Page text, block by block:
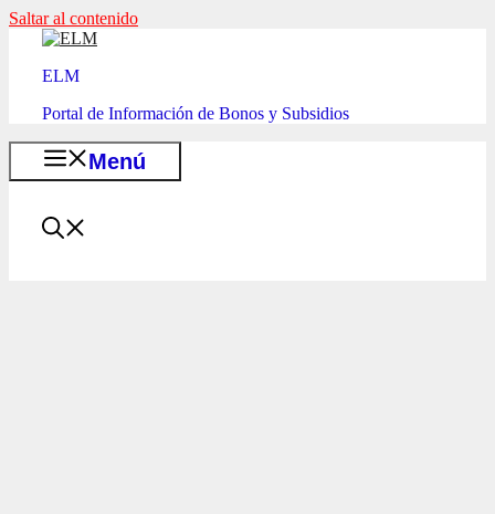
Saltar al contenido
ELM
Portal de Información de Bonos y Subsidios
Menú